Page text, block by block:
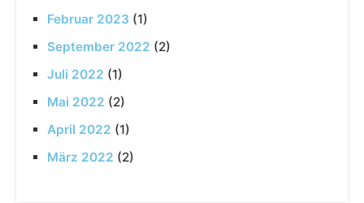
Februar 2023 (1)
September 2022 (2)
Juli 2022 (1)
Mai 2022 (2)
April 2022 (1)
März 2022 (2)